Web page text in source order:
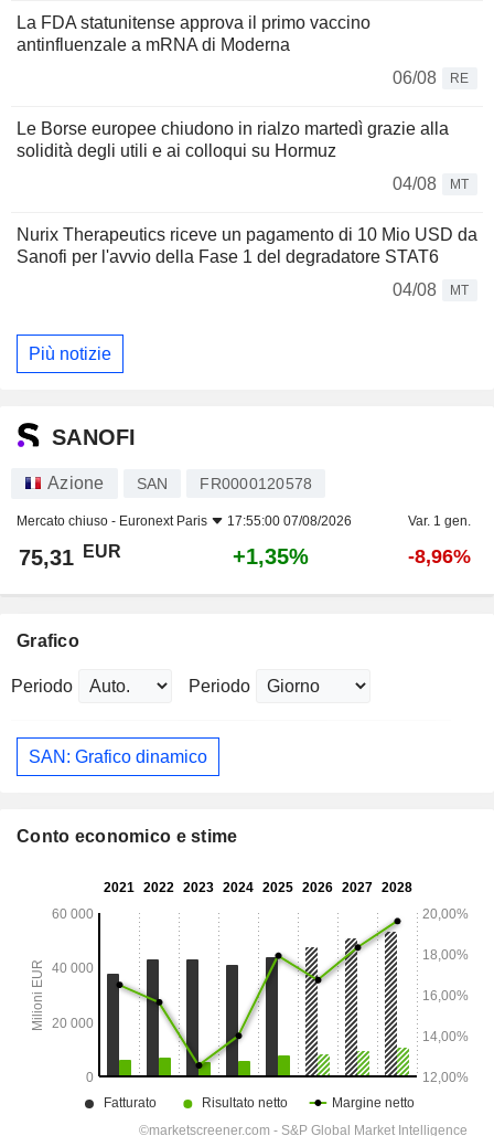
La FDA statunitense approva il primo vaccino
antinfluenzale a mRNA di Moderna
06/08
RE
Le Borse europee chiudono in rialzo martedì grazie alla
solidità degli utili e ai colloqui su Hormuz
04/08
MT
Nurix Therapeutics riceve un pagamento di 10 Mio USD da
Sanofi per l'avvio della Fase 1 del degradatore STAT6
04/08
MT
Più notizie
SANOFI
Azione SAN FR0000120578
Mercato chiuso - Euronext Paris 17:55:00 07/08/2026 Var. 1 gen.
75,31 EUR +1,35% -8,96%
Grafico
Periodo Periodo
SAN: Grafico dinamico
Conto economico e stime